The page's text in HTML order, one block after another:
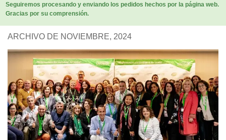
Seguiremos procesando y enviando los pedidos hechos por la página web.
Gracias por su comprensión.
ARCHIVO DE NOVIEMBRE, 2024